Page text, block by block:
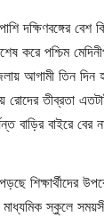
দক্ষিণবঙ্গের
করে পশ্চিম
আগামী তিন দিন
রোদের তীব্রতা
বাড়ির বাইরে বের
শিক্ষার্থীদের
স্কুলে